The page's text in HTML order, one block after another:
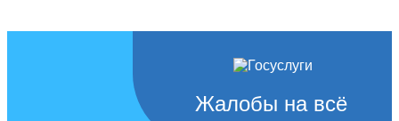
Жалобы на всё